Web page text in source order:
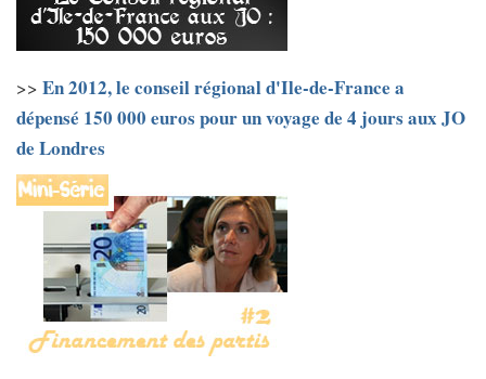
>> En 2012, le conseil régional d'Ile-de-France a
dépensé 150 000 euros pour un voyage de 4 jours aux JO
de Londres